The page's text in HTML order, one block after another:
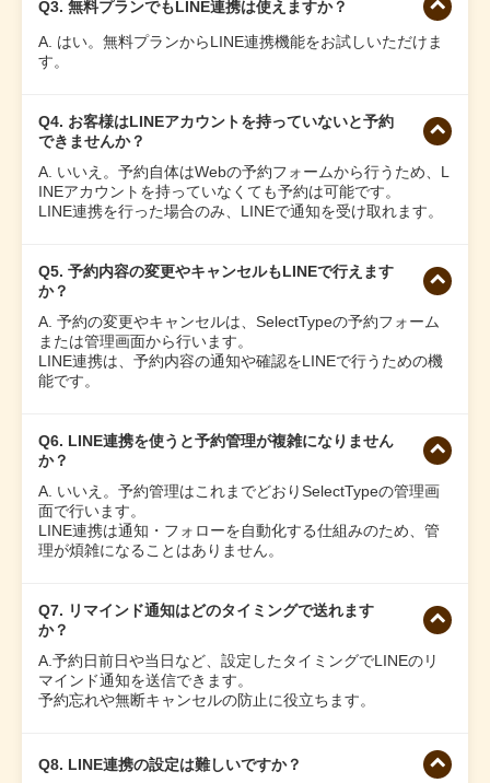
Q3. 無料プランでもLINE連携は使えますか？
A. はい。無料プランからLINE連携機能をお試しいただけま
す。
Q4. お客様はLINEアカウントを持っていないと予約
できませんか？
A. いいえ。予約自体はWebの予約フォームから行うため、L
INEアカウントを持っていなくても予約は可能です。
LINE連携を行った場合のみ、LINEで通知を受け取れます。
Q5. 予約内容の変更やキャンセルもLINEで行えます
か？
A. 予約の変更やキャンセルは、SelectTypeの予約フォーム
または管理画面から行います。
LINE連携は、予約内容の通知や確認をLINEで行うための機
能です。
Q6. LINE連携を使うと予約管理が複雑になりません
か？
A. いいえ。予約管理はこれまでどおりSelectTypeの管理画
面で行います。
LINE連携は通知・フォローを自動化する仕組みのため、管
理が煩雑になることはありません。
Q7. リマインド通知はどのタイミングで送れます
か？
A.予約日前日や当日など、設定したタイミングでLINEのリ
マインド通知を送信できます。
予約忘れや無断キャンセルの防止に役立ちます。
Q8. LINE連携の設定は難しいですか？